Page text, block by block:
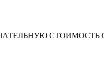
СТОИМОСТЬ